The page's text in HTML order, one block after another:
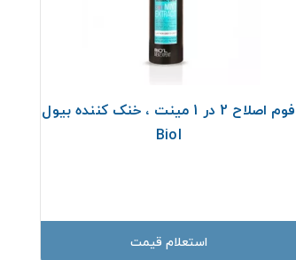
فوم اصلاح 2 در 1 مینت ، خنک کننده بیول
Biol
استعلام قیمت